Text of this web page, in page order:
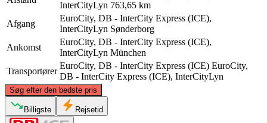
InterCityLyn 763,65 km
Afgang
EuroCity, DB - InterCity Express (ICE),
InterCityLyn Sønderborg
Ankomst
EuroCity, DB - InterCity Express (ICE),
InterCityLyn München
Transportører
EuroCity, DB - InterCity Express (ICE) EuroCity,
DB - InterCity Express (ICE), InterCityLyn
Søg efter den bedste pris
©CARTO, © OpenStreetMapcontributors
Billigste Rejsetid